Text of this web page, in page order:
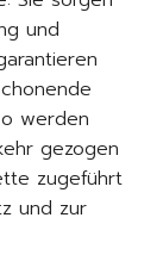
und
werden
gezogen
zugeführt
und zur